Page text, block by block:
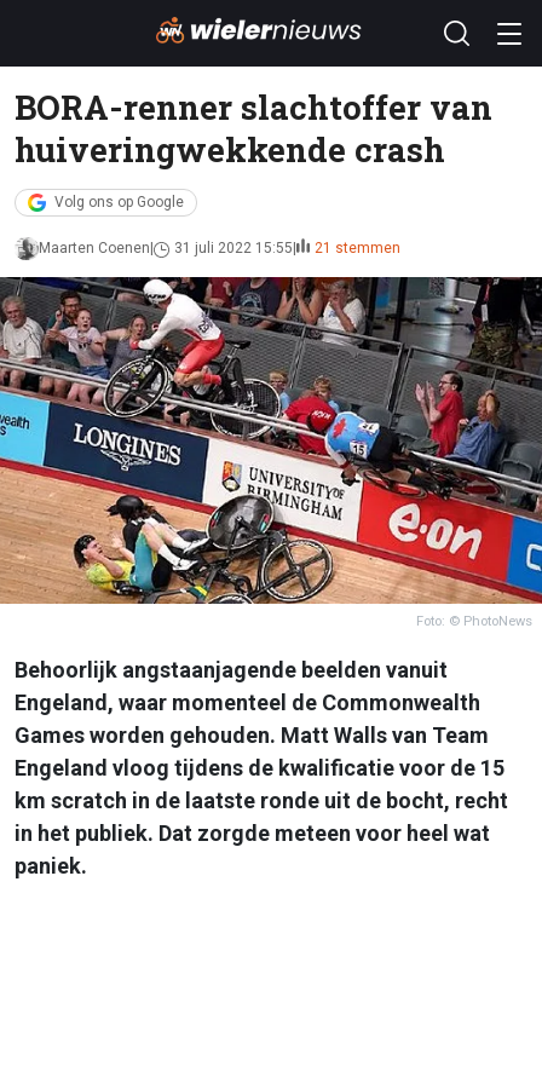
BORA-renner slachtoffer van
huiveringwekkende crash
Volg ons op Google
Maarten Coenen 31 juli 2022 15:55 21 stemmen
Foto: © PhotoNews
Behoorlijk angstaanjagende beelden vanuit
Engeland, waar momenteel de Commonwealth
Games worden gehouden. Matt Walls van Team
Engeland vloog tijdens de kwalificatie voor de 15
km scratch in de laatste ronde uit de bocht, recht
in het publiek. Dat zorgde meteen voor heel wat
paniek.